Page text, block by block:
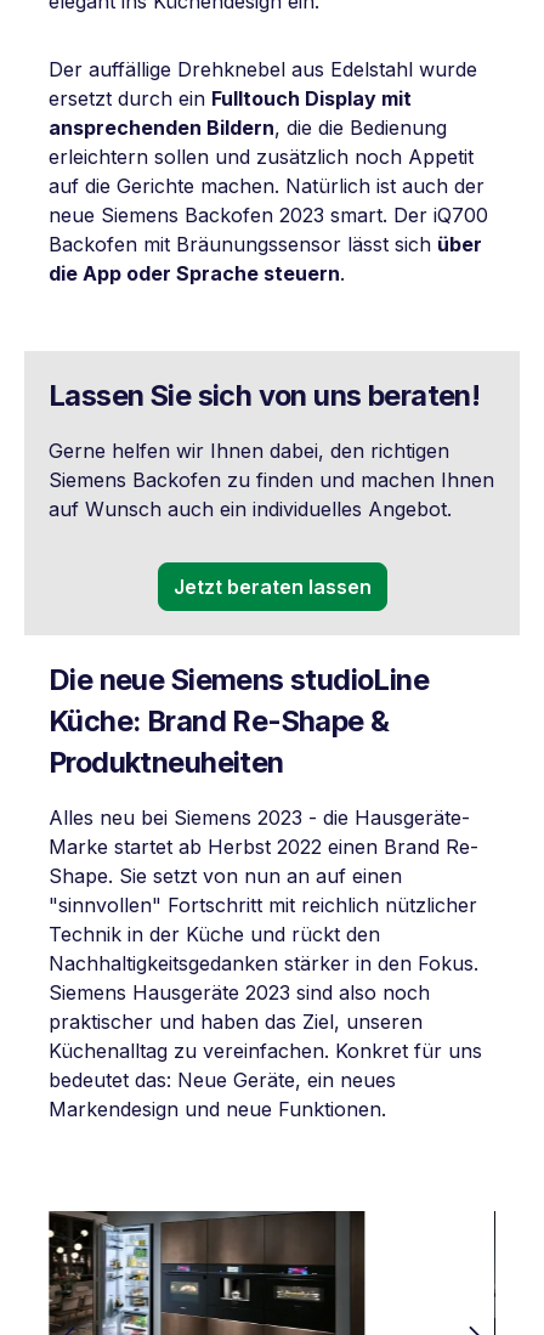
Der auffällige Drehknebel aus Edelstahl wurde
ersetzt durch ein Fulltouch Display mit
ansprechenden Bildern, die die Bedienung
erleichtern sollen und zusätzlich noch Appetit
auf die Gerichte machen. Natürlich ist auch der
neue Siemens Backofen 2023 smart. Der iQ700
Backofen mit Bräunungssensor lässt sich über
die App oder Sprache steuern.
Lassen Sie sich von uns beraten!
Gerne helfen wir Ihnen dabei, den richtigen
Siemens Backofen zu finden und machen Ihnen
auf Wunsch auch ein individuelles Angebot.
Jetzt beraten lassen
Die neue Siemens studioLine
Küche: Brand Re-Shape &
Produktneuheiten
Alles neu bei Siemens 2023 - die Hausgeräte-
Marke startet ab Herbst 2022 einen Brand Re-
Shape. Sie setzt von nun an auf einen
"sinnvollen" Fortschritt mit reichlich nützlicher
Technik in der Küche und rückt den
Nachhaltigkeitsgedanken stärker in den Fokus.
Siemens Hausgeräte 2023 sind also noch
praktischer und haben das Ziel, unseren
Küchenalltag zu vereinfachen. Konkret für uns
bedeutet das: Neue Geräte, ein neues
Markendesign und neue Funktionen.
Bildergalerie überspringen